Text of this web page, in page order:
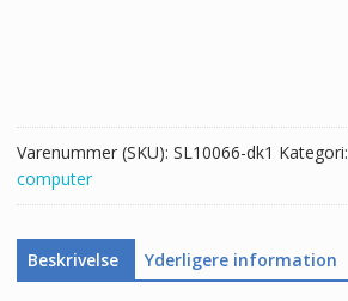
Varenummer (SKU): SL10066-dk1 Kategori:
computer
Beskrivelse Yderligere information